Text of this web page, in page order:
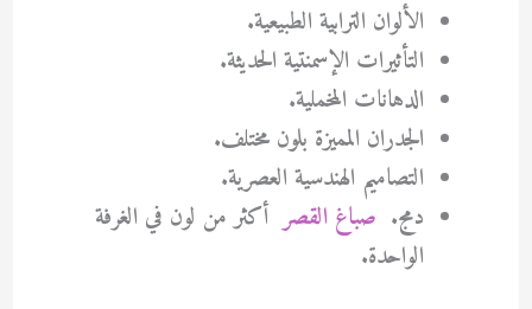
الألوان الترابية الطبيعية.
التأثيرات الإسمنتية الحديثة.
الدهانات المخملية.
الجدران المميزة بلون مختلف.
التصاميم الهندسية العصرية.
دمج. صباغ القصر أكثر من لون في الغرفة
الواحدة.